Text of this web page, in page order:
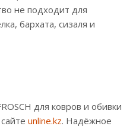
не подходит для
бархата, сизаля и
для ковров и обивки
unline.kz. Надёжное